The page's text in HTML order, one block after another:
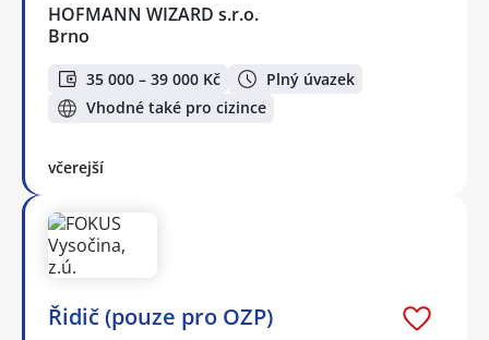
HOFMANN WIZARD s.r.o.
Brno
35 000 – 39 000 Kč
Plný úvazek
Vhodné také pro cizince
včerejší
Řidič (pouze pro OZP)